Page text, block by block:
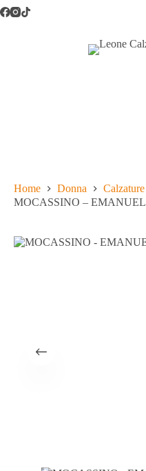
Salta
al
Home Donna Calzature
MOCASSINO –